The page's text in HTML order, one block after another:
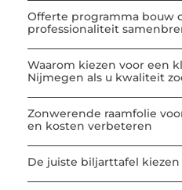
Offerte programma bouw
professionaliteit
Waarom kiezen voor een
Nijmegen als u kwaliteit
Zonwerende raamfolie
en kosten verbeteren
De juiste biljarttafel